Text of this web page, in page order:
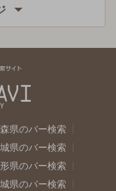
県のバー検索
県のバー検索
県のバー検索
県のバー検索